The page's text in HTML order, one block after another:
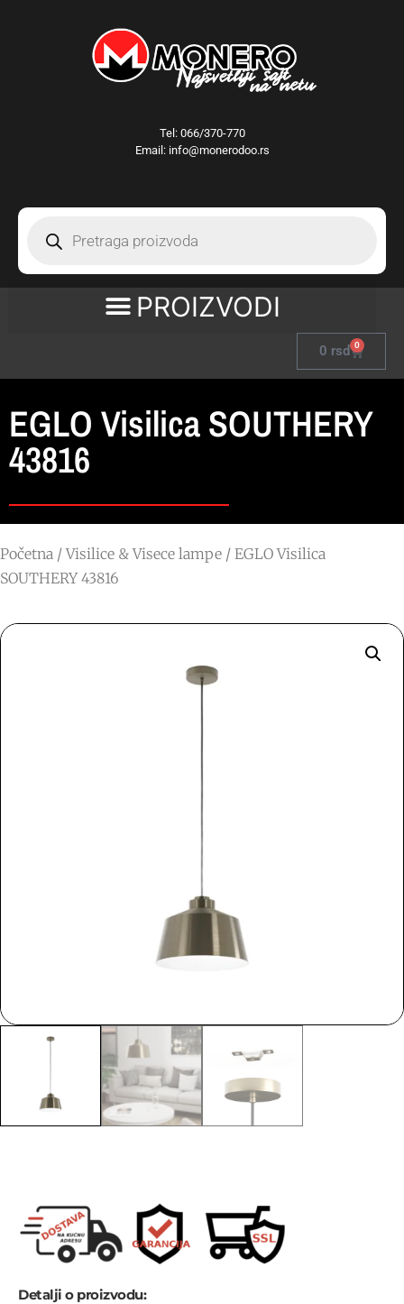
Tel: 066/370-770
Email: info@monerodoo.rs
0 rsd 0
EGLO Visilica SOUTHERY
43816
Početna /Visilice & Visece lampe / EGLO Visilica
SOUTHERY 43816
Detalji o proizvodu: